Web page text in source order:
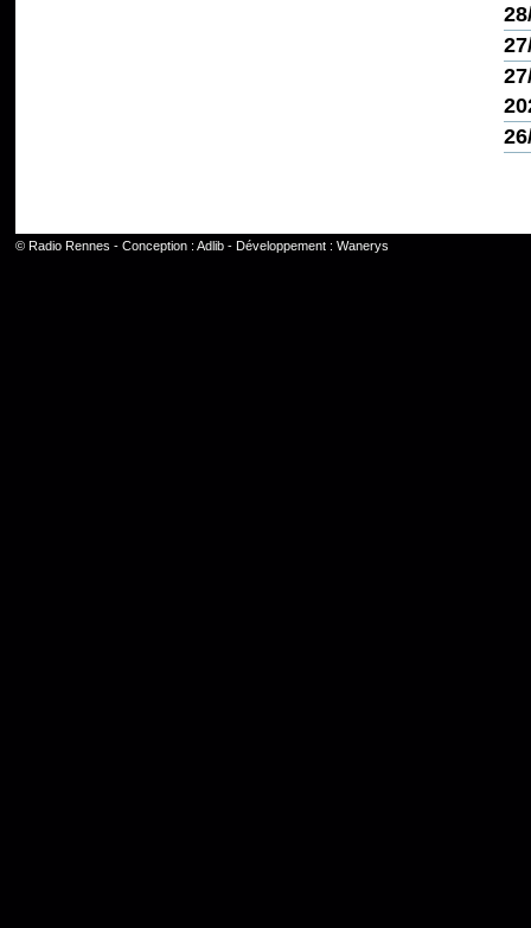
© Radio Rennes - Conception : Adlib- Développement : Wanerys